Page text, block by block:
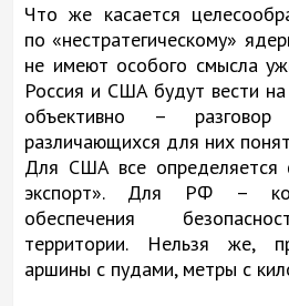
Что же касается
по «нестратегическому»
не имеют особого смысла
Россия и США будут вести
объективно – разговор
различающихся для них
Для США все определяется
экспорт». Для РФ –
обеспечения
территории. Нельзя же,
аршины с пудами, метры с